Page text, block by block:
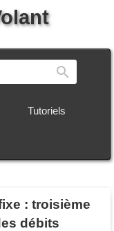
Tutoriels
: troisième
débits